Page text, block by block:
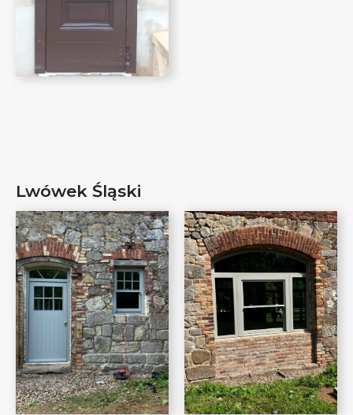
Lwówek Śląski